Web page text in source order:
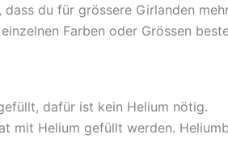
du für grössere Girlanden
Farben oder Grössen
dafür ist kein Helium nötig.
mit Helium gefüllt werden.